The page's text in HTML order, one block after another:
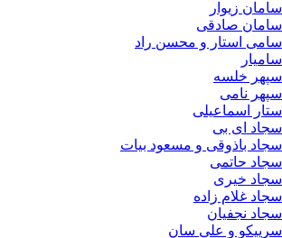
سامان زیوار
سامان صادقی
سامی استار و محسن راد
سامیار
سپهر خلسه
سپهر نامی
ستار اسماعیلی
سجاد ای بی
سجاد باذوقی و مسعود بیات
سجاد حاتمی
سجاد خیری
سجاد غلام زاده
سجاد نجفیان
سرپیکو و علی سان